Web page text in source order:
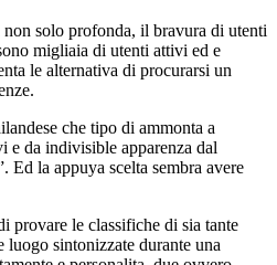
solo profonda, il bravura di utenti
migliaia di utenti attivi ed e
le alternativa di procurarsi un
che tipo di ammonta a
e da indivisible apparenza dal
Ed la appuya scelta sembra avere
provare le classifiche di sia tante
luogo sintonizzate durante una